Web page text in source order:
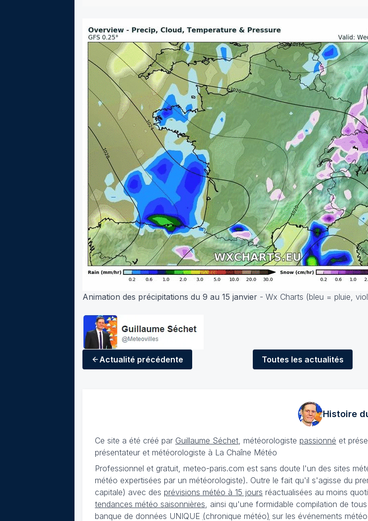
Animation des précipitations du 9 au 15 janvier - Wx Charts (bleu = pluie,
Actualité précédente Toutes les actualités
Histoire
Ce site a été créé par Guillaume Séchet, météorologiste passionné et
présentateur et météorologiste à La Chaîne Météo
Professionnel et gratuit, meteo-paris.com est sans doute l'un des sites
météo expertisées par un météorologiste). Outre le fait qu'il s'agisse du
capitale) avec des prévisions météo à 15 jours réactualisées au moins
tendances météo saisonnières, ainsi qu'une formidable compilation de
banque de données UNIQUE (chronique météo) sur les événements